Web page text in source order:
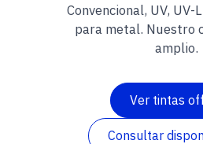
Convencional, UV, UV-
para metal. Nuestro
amplio.
Ver tintas
Consultar